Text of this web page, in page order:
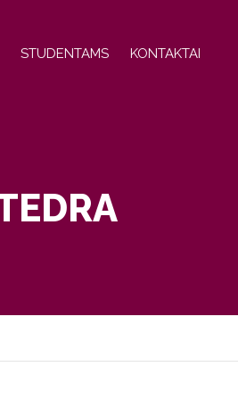
STUDENTAMS KONTAKTAI